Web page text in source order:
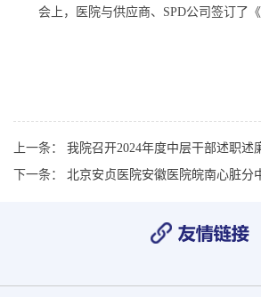
会上，医院与供应商、SPD公司签订了
上一条： 我院召开2024年度中层干部述职述
下一条： 北京安贞医院安徽医院皖南心脏分